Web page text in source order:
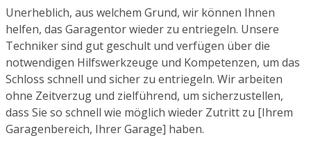
Unerheblich, aus welchem Grund, wir können Ihnen
helfen, das Garagentor wieder zu entriegeln. Unsere
Techniker sind gut geschult und verfügen über die
notwendigen Hilfswerkzeuge und Kompetenzen, um das
Schloss schnell und sicher zu entriegeln. Wir arbeiten
ohne Zeitverzug und zielführend, um sicherzustellen,
dass Sie so schnell wie möglich wieder Zutritt zu [Ihrem
Garagenbereich, Ihrer Garage] haben.